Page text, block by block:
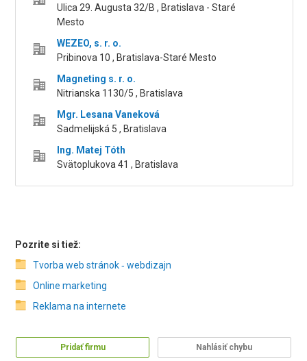
Ulica 29. Augusta 32/B , Bratislava - Staré
Mesto
WEZEO, s. r. o.
Pribinova 10 , Bratislava-Staré Mesto
Magneting s. r. o.
Nitrianska 1130/5 , Bratislava
Mgr. Lesana Vaneková
Sadmelijská 5 , Bratislava
Ing. Matej Tóth
Svätoplukova 41 , Bratislava
Pozrite si tiež:
Tvorba web stránok ‑ webdizajn
Online marketing
Reklama na internete
Pridať firmu Nahlásiť chybu